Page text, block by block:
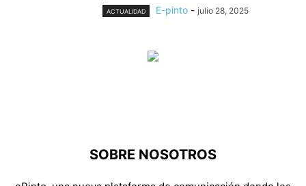
ACTUALIDAD E-pinto - julio 28, 2025
SOBRE NOSOTROS